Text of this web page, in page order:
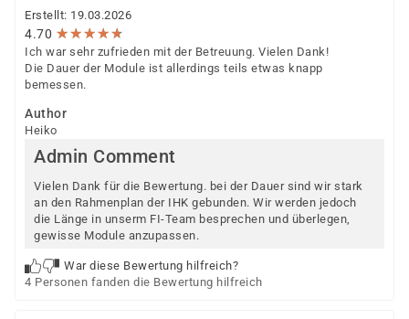
Erstellt: 19.03.2026
4.70 ★★★★★
★★★★★
Ich war sehr zufrieden mit der Betreuung. Vielen Dank!
Die Dauer der Module ist allerdings teils etwas knapp
bemessen.
Author
Heiko
Admin Comment
Vielen Dank für die Bewertung. bei der Dauer sind wir stark
an den Rahmenplan der IHK gebunden. Wir werden jedoch
die Länge in unserm FI-Team besprechen und überlegen,
gewisse Module anzupassen.
War diese Bewertung hilfreich?
4 Personen fanden die Bewertung hilfreich